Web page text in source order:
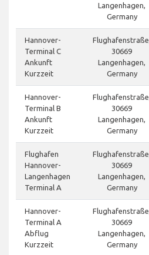
Langenhagen,
Germany
Hannover-
Terminal C
Ankunft
Kurzzeit
Flughafenstraße,
30669
Langenhagen,
Germany
Hannover-
Terminal B
Ankunft
Kurzzeit
Flughafenstraße,
30669
Langenhagen,
Germany
Flughafen
Hannover-
Langenhagen
Terminal A
Flughafenstraße,
30669
Langenhagen,
Germany
Hannover-
Terminal A
Abflug
Kurzzeit
Flughafenstraße,
30669
Langenhagen,
Germany